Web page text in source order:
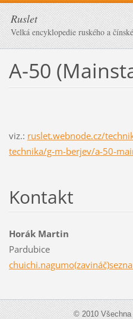
Ruslet
Velká encyklopedie ruského a
A-50
viz.: ruslet.webnode.cz/
technika/g-m-berjev/a-50-
Kontakt
Horák Martin
Pardubice
© 2010 Všechna